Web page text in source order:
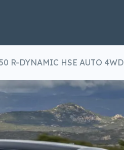
R-DYNAMIC HSE AUTO 4WD